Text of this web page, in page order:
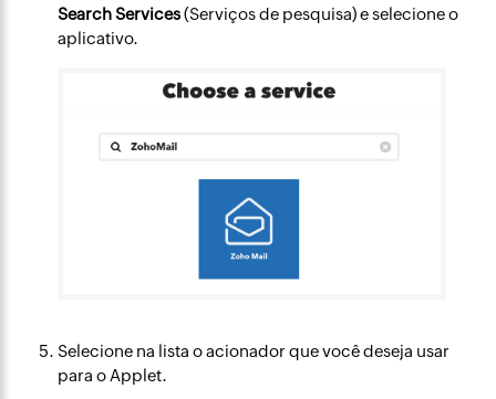
Search Services(Serviços de pesquisa) e selecione o
aplicativo.
Selecione na lista o acionador que você deseja usar
para o Applet.